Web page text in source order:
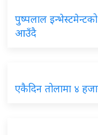
पुष्पलाल
आउँदै
एकैदिन तोलामा ४